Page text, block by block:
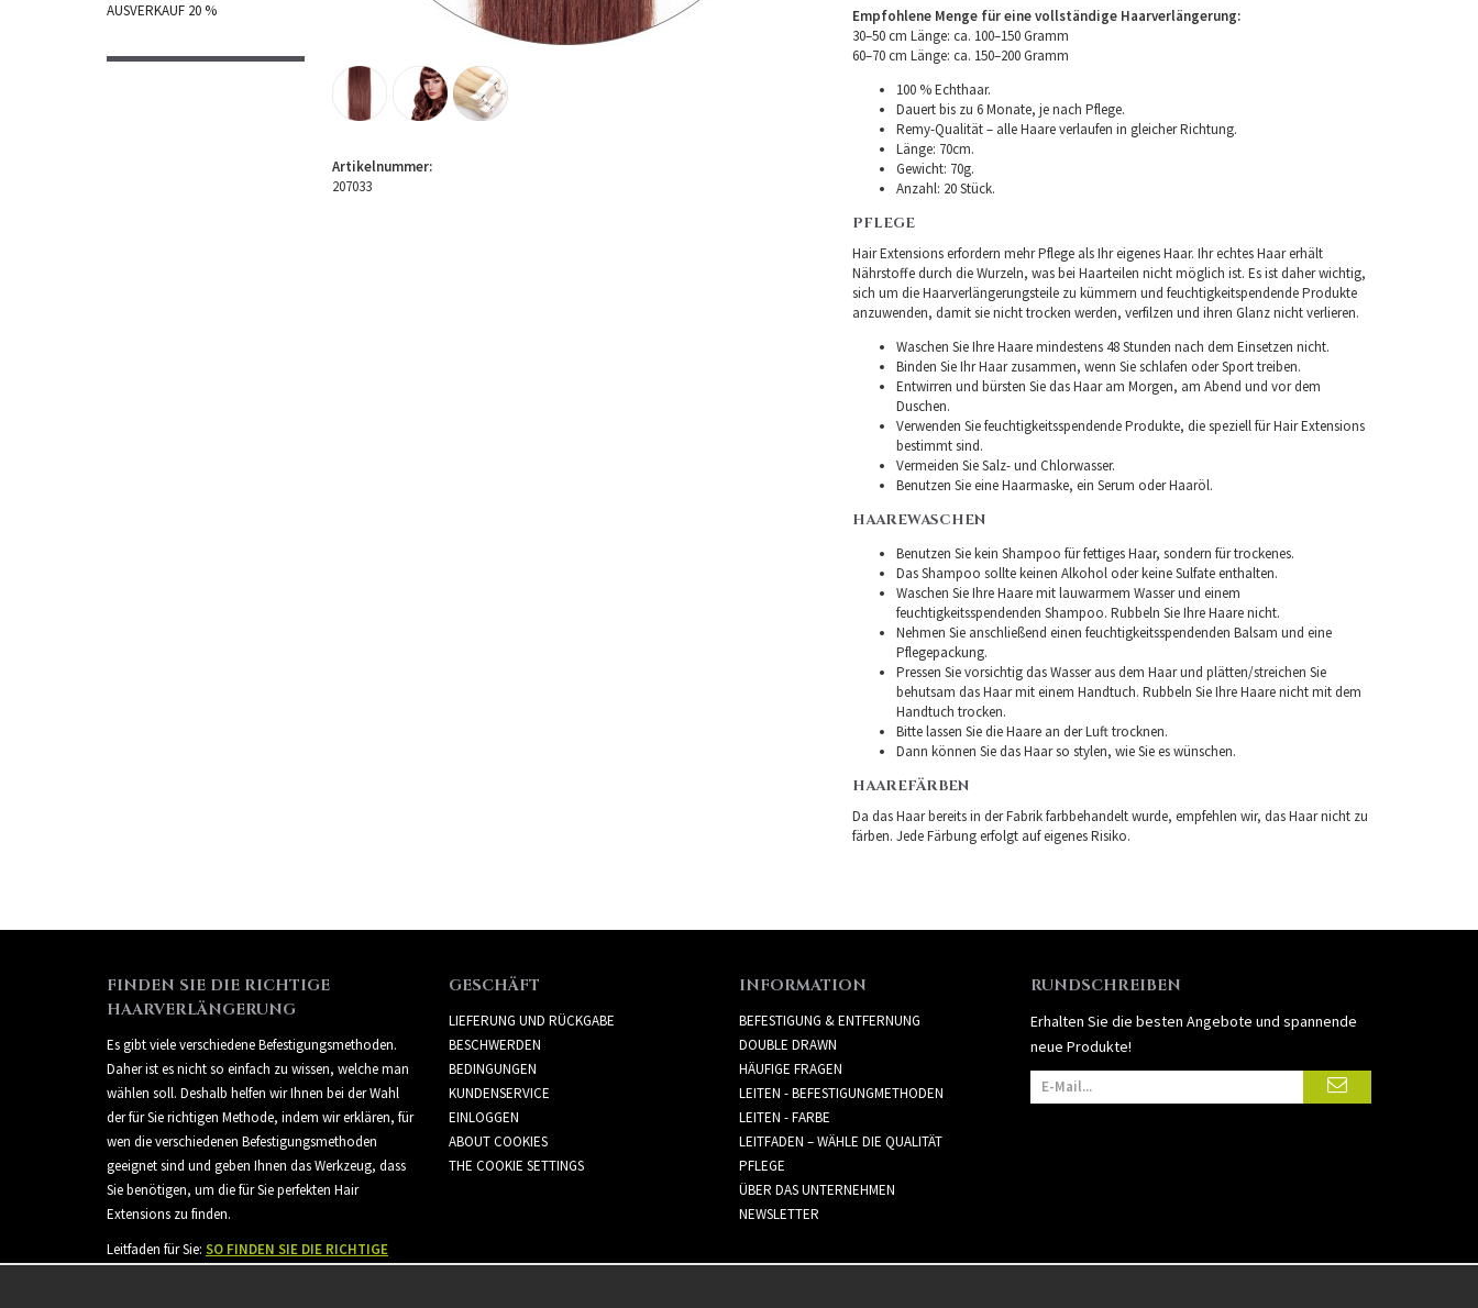
AUSVERKAUF 20 %
Empfohlene Menge für eine vollständige Haarverlängerung:
30–50 cm Länge: ca. 100–150 Gramm
60–70 cm Länge: ca. 150–200 Gramm
100 % Echthaar.
Dauert bis zu 6 Monate, je nach Pflege.
Remy-Qualität – alle Haare verlaufen in gleicher Richtung.
Länge: 70cm.
Gewicht: 70g.
Anzahl: 20 Stück.
PFLEGE
Hair Extensions erfordern mehr Pflege als Ihr eigenes Haar. Ihr echtes Haar erhält
Nährstoffe durch die Wurzeln, was bei Haarteilen nicht möglich ist. Es ist daher wichtig,
sich um die Haarverlängerungsteile zu kümmern und feuchtigkeitspendende Produkte
anzuwenden, damit sie nicht trocken werden, verfilzen und ihren Glanz nicht verlieren.
Waschen Sie Ihre Haare mindestens 48 Stunden nach dem Einsetzen nicht.
Binden Sie Ihr Haar zusammen, wenn Sie schlafen oder Sport treiben.
Entwirren und bürsten Sie das Haar am Morgen, am Abend und vor dem
Duschen.
Verwenden Sie feuchtigkeitsspendende Produkte, die speziell für Hair Extensions
bestimmt sind.
Vermeiden Sie Salz- und Chlorwasser.
Benutzen Sie eine Haarmaske, ein Serum oder Haaröl.
HAAREWASCHEN
Benutzen Sie kein Shampoo für fettiges Haar, sondern für trockenes.
Das Shampoo sollte keinen Alkohol oder keine Sulfate enthalten.
Waschen Sie Ihre Haare mit lauwarmem Wasser und einem
feuchtigkeitsspendenden Shampoo. Rubbeln Sie Ihre Haare nicht.
Nehmen Sie anschließend einen feuchtigkeitsspendenden Balsam und eine
Pflegepackung.
Pressen Sie vorsichtig das Wasser aus dem Haar und plätten/streichen Sie
behutsam das Haar mit einem Handtuch. Rubbeln Sie Ihre Haare nicht mit dem
Handtuch trocken.
Bitte lassen Sie die Haare an der Luft trocknen.
Dann können Sie das Haar so stylen, wie Sie es wünschen.
HAAREFÄRBEN
Da das Haar bereits in der Fabrik farbbehandelt wurde, empfehlen wir, das Haar nicht zu
färben. Jede Färbung erfolgt auf eigenes Risiko.
Artikelnummer:
207033
FINDEN SIE DIE RICHTIGE
HAARVERLÄNGERUNG
Es gibt viele verschiedene Befestigungsmethoden.
Daher ist es nicht so einfach zu wissen, welche man
wählen soll. Deshalb helfen wir Ihnen bei der Wahl
der für Sie richtigen Methode, indem wir erklären, für
wen die verschiedenen Befestigungsmethoden
geeignet sind und geben Ihnen das Werkzeug, dass
Sie benötigen, um die für Sie perfekten Hair
Extensions zu finden.
Leitfaden für Sie: SO FINDEN SIE DIE RICHTIGE
GESCHÄFT
LIEFERUNG UND RÜCKGABE
BESCHWERDEN
BEDINGUNGEN
KUNDENSERVICE
EINLOGGEN
ABOUT COOKIES
THE COOKIE SETTINGS
INFORMATION
BEFESTIGUNG & ENTFERNUNG
DOUBLE DRAWN
HÄUFIGE FRAGEN
LEITEN - BEFESTIGUNGMETHODEN
LEITEN - FARBE
LEITFADEN – WÄHLE DIE QUALITÄT
PFLEGE
ÜBER DAS UNTERNEHMEN
NEWSLETTER
RUNDSCHREIBEN
Erhalten Sie die besten Angebote und spannende
neue Produkte!